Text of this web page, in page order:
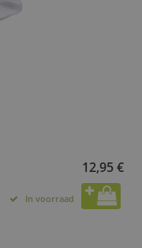
12,95 €
In voorraad